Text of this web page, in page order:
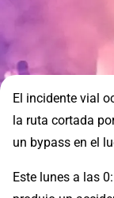
El incidente vial
la ruta cortada
un bypass en el
Este lunes a las